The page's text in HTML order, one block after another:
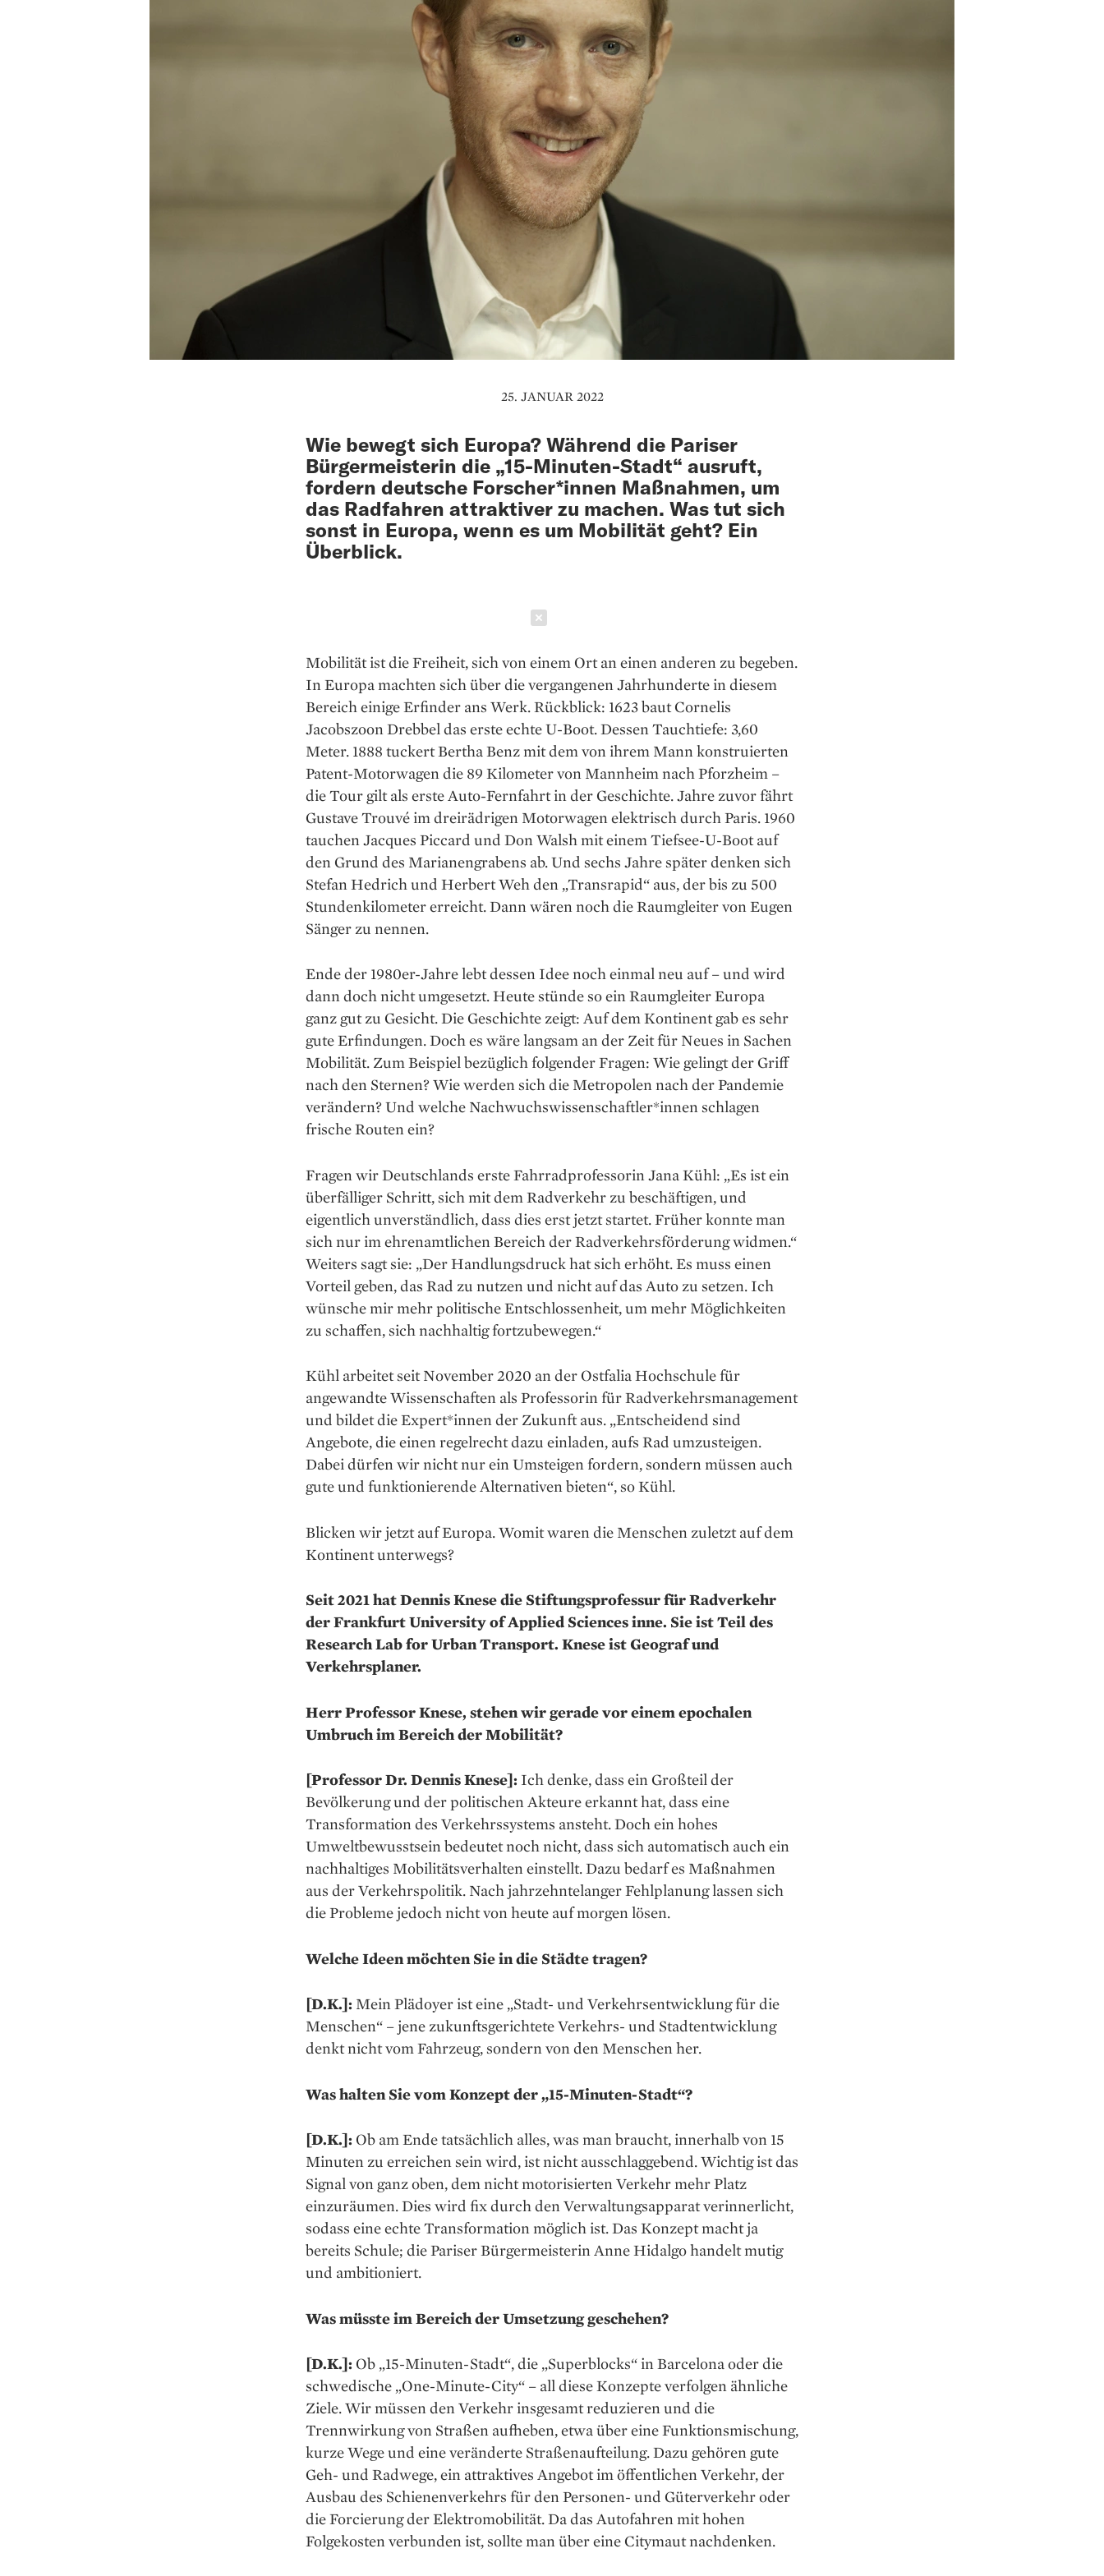
25. JANUAR 2022
Wie bewegt sich Europa? Während die Pariser
Bürgermeisterin die „15-Minuten-Stadt“ ausruft,
fordern deutsche Forscher*innen Maßnahmen, um
das Radfahren attraktiver zu machen. Was tut sich
sonst in Europa, wenn es um Mobilität geht? Ein
Überblick.
Mobilität ist die Freiheit, sich von einem Ort an einen anderen zu begeben.
In ­Europa machten sich über die vergangenen Jahrhunderte in diesem
Bereich einige Erfinder ans Werk. Rückblick: 1623 baut Cornelis
Jacobszoon Drebbel das erste echte U-Boot. Dessen Tauchtiefe: 3,60
Meter. 1888 tuckert Bertha Benz mit dem von ihrem Mann konstruierten
Patent-Motorwagen die 89 Kilometer von Mannheim nach Pforzheim –
die Tour gilt als erste ­Auto-Fernfahrt in der Geschichte. Jahre zuvor fährt
Gustave Trouvé im dreirädrigen Motorwagen elektrisch durch Paris. 1960
tauchen Jacques Piccard und Don Walsh mit einem Tiefsee-­­U-Boot auf
den Grund des Marianengrabens ab. Und sechs Jahre später denken sich
Stefan Hedrich und Herbert Weh den „Transrapid“ aus, der bis zu 500
Stundenkilometer erreicht. Dann wären noch die Raumgleiter von Eugen
Sänger zu nennen.
Ende der 1980er-Jahre lebt dessen Idee noch einmal neu auf – und wird
dann doch nicht umgesetzt. Heute stünde so ein Raumgleiter Europa
ganz gut zu Gesicht. Die Geschichte zeigt: Auf dem Kontinent gab es sehr
gute Erfindungen. Doch es wäre langsam an der Zeit für Neues in Sachen
Mobilität. Zum Beispiel bezüglich folgender Fragen: Wie gelingt der Griff
nach den Sternen? Wie werden sich die Metropolen nach der Pandemie
verändern? Und welche Nachwuchswissenschaftler*innen schlagen
frische Routen ein?
Fragen wir Deutschlands erste Fahrradprofessorin Jana Kühl: „Es ist ein
überfälliger Schritt, sich mit dem Radverkehr zu beschäftigen, und
eigentlich unverständlich, dass dies erst jetzt startet. Früher konnte man
sich nur im ehrenamtlichen Bereich der Radverkehrsförderung widmen.“
Weiters sagt sie: „Der Handlungsdruck hat sich erhöht. Es muss einen
Vorteil geben, das Rad zu nutzen und nicht auf das Auto zu setzen. Ich
wünsche mir mehr politische Entschlossenheit, um mehr Möglichkeiten
zu schaffen, sich nachhaltig fortzubewegen.“
Kühl arbeitet seit November 2020 an der Ostfalia Hochschule für
angewandte Wissenschaften als Professorin für Radverkehrsmanagement
und bildet die Expert*innen der Zukunft aus. „Entscheidend sind
Angebote, die einen regelrecht dazu einladen, aufs Rad umzusteigen.
Dabei dürfen wir nicht nur ein Umsteigen fordern, sondern müssen auch
gute und funktionierende Alternativen bieten“, so Kühl.
Blicken wir jetzt auf Europa. Womit waren die Menschen zuletzt auf dem
Kontinent unterwegs?
Seit 2021 hat Dennis Knese die Stiftungsprofessur für Rad­verkehr
der Frankfurt University of Applied Sciences inne. Sie ist Teil des
Research Lab for Urban Transport. Knese ist Geograf und
Verkehrsplaner.
Herr Professor Knese, stehen wir gerade vor einem epochalen
Umbruch im Bereich der Mobilität?
[Professor Dr. Dennis Knese]: Ich denke, dass ein Großteil der
Bevölkerung und der politischen Akteure erkannt hat, dass eine
Transformation des Verkehrssystems ansteht. Doch ein hohes
Umweltbewusstsein bedeutet noch nicht, dass sich automatisch auch ein
nachhaltiges Mobilitätsverhalten einstellt. Dazu bedarf es Maßnahmen
aus der Verkehrspolitik. Nach jahrzehntelanger Fehl­planung lassen sich
die Probleme ­jedoch nicht von heute auf morgen lösen.
Welche Ideen möchten Sie in die Städte tragen?
[D.K.]: Mein Plädoyer ist eine „Stadt- und Verkehrsentwicklung für die
Menschen“ – jene zukunftsgerichtete Verkehrs- und Stadtentwicklung
denkt nicht vom Fahrzeug, sondern von den Menschen her.
Was halten Sie vom Konzept der „15-Minuten-Stadt“?
[D.K.]: Ob am Ende tatsächlich alles, was man braucht, innerhalb von 15
Minuten zu erreichen sein wird, ist nicht ausschlaggebend. Wichtig ist das
Signal von ganz oben, dem nicht motorisierten Verkehr mehr Platz
einzuräumen. Dies wird fix durch den Verwaltungsapparat verinnerlicht,
sodass eine echte Transformation möglich ist. Das Konzept macht ja
bereits Schule; die Pariser Bürgermeisterin Anne Hidalgo handelt mutig
und ambitioniert.
Was müsste im Bereich der Umsetzung geschehen?
[D.K.]: Ob „15-Minuten-Stadt“, die „Superblocks“ in Barcelona oder die
schwedische „One-Minute-City“ – all diese Konzepte verfolgen ähnliche
Ziele. Wir müssen den Verkehr insgesamt reduzieren und die
Trennwirkung von Straßen aufheben, etwa über eine Funktionsmischung,
kurze Wege und eine veränderte Straßenaufteilung. Dazu ­gehören gute
Geh- und Radwege, ein attraktives Angebot im öffentlichen Verkehr, der
Ausbau des Schienenverkehrs für den Personen- und Güterverkehr oder
die Forcierung der Elektromobilität. Da das Autofahren mit hohen
Folgekosten verbunden ist, sollte man über eine Citymaut nachdenken.